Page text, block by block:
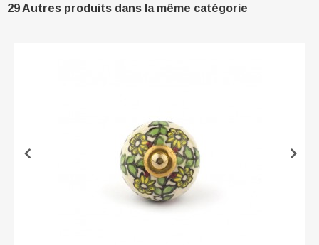
29 Autres produits dans la même catégorie